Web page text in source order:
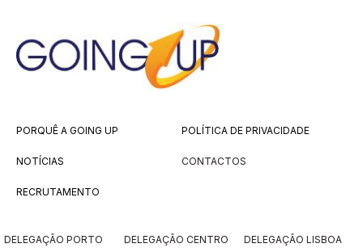
PORQUÊ A GOING UP
NOTÍCIAS
RECRUTAMENTO
POLÍTICA DE PRIVACIDADE
CONTACTOS
DELEGAÇÃO PORTO DELEGAÇÃO CENTRO DELEGAÇÃO LISBOA